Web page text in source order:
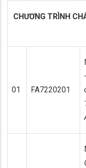
CHƯƠNG TRÌNH
01 FA7220201